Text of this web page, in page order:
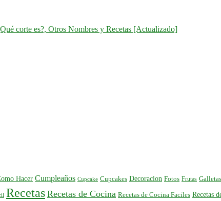
corte es?, Otros Nombres y Recetas [Actualizado]
Hacer Cumpleaños Cupcake Cupcakes Decoracion Fotos Frutas Galletas
Recetas Recetas de Cocina Recetas de Cocina Faciles Recetas